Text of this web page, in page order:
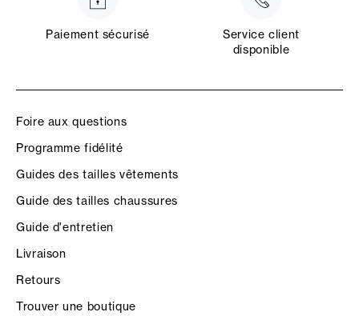
Paiement sécurisé
Service client
disponible
Foire aux questions
Programme fidélité
Guides des tailles vêtements
Guide des tailles chaussures
Guide d'entretien
Livraison
Retours
Trouver une boutique